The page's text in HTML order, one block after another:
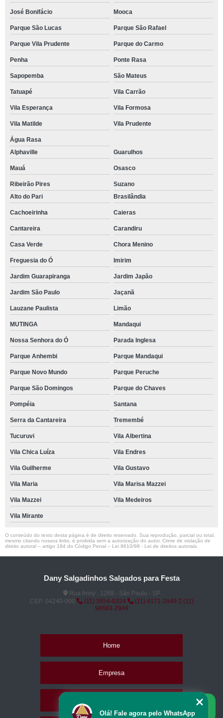
José Bonifácio Mooca
Parque São Lucas Parque São Rafael
Parque Vila Prudente Parque do Carmo
Penha Ponte Rasa
Sapopemba São Mateus
Tatuapé Vila Carrão
Vila Esperança Vila Formosa
Vila Matilde Vila Prudente
Água Rasa
Alphaville
Guarulhos
Mauá Osasco
Ribeirão Pires
Suzano
Alto do Pari
Brasilândia
Cachoeirinha Caieras
Cantareira Carandiru
Casa Verde Chora Menino
Freguesia do Ó Imirim
Jardim Guarapiranga Jardim Japão
Jardim São Paulo Jaçanã
Lauzane Paulista Limão
MUTINGA Mandaqui
Nossa Senhora do Ó Parada Inglesa
Parque Anhembi Parque Mandaqui
Parque Novo Mundo Parque Peruche
Parque São Domingos Parque do Chaves
Pompéia Santana
Serra da Cantareira Tremembé
Tucuruvi Vila Albertina
Vila Chica Luíza Vila Endres
Vila Guilherme Vila Gustavo
Vila Maria Vila Marisa Mazzei
Vila Mazzei Vila Medeiros
Vila Mirante
O conteúdo do texto desta página é de direito reservado. Sua reprodução, parcial ou total,
mesmo citando nossos links, é proibida sem a autorização do autor. Crime de violação de
direito autoral – artigo 184 do Código Penal – Lei 9610/98 - Lei de direitos autorais
Dany Salgadinhos Salgados para Festa
Rua Anny , 1268 - São Paulo - SP
CEP: 04240-000
(11) 3554-0324 (11) 4171-2949
(11)
98683-2949
Home
Empresa
Olá! Fale agora pelo WhatsApp